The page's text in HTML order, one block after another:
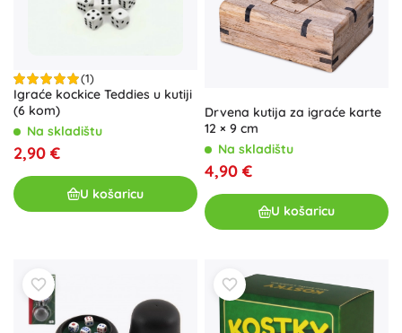
(1)
Igraće kockice Teddies u kutiji
(6 kom)
Na skladištu
2,90 €
U košaricu
Drvena kutija za igraće karte
12 × 9 cm
Na skladištu
4,90 €
U košaricu